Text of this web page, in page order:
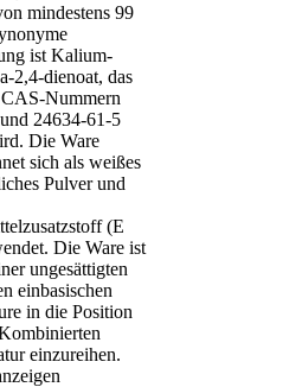
mindestens 99
ist Kalium-
2,4-dienoat, das
Nummern
24634-61-5
Die Ware
sich als weißes
Pulver und
(E
Die Ware ist
ungesättigten
einbasischen
in die Position
einzureihen.